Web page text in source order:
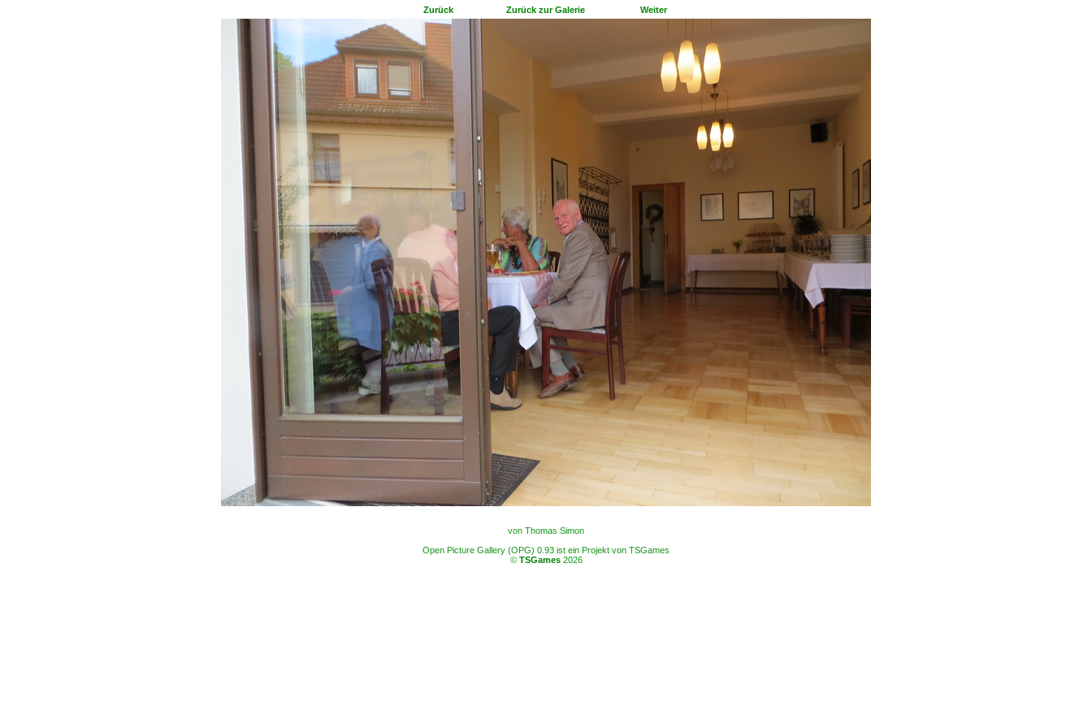
Zurück Zurück zur Galerie Weiter
von Thomas Simon
Open Picture Gallery (OPG) 0.93 ist ein Projekt von TSGames
© TSGames2026